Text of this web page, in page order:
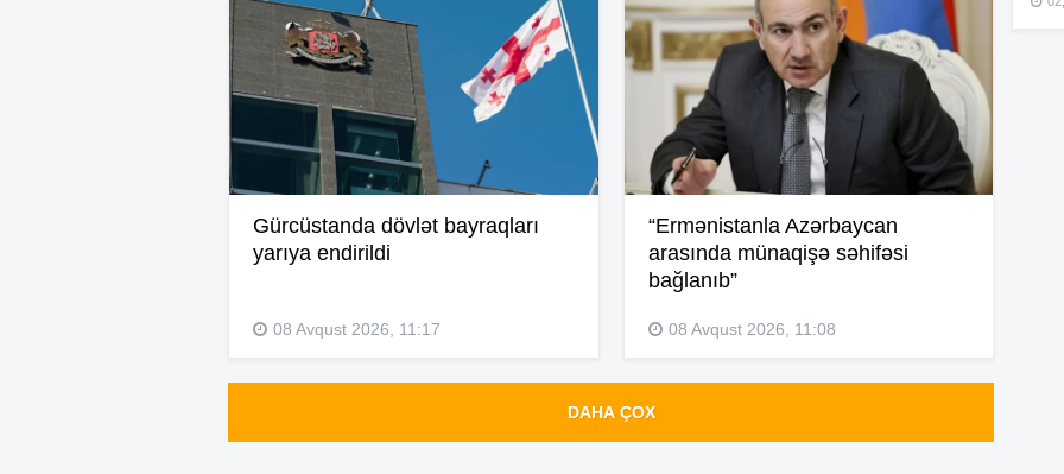
Gürcüstanda dövlət bayraqları
yarıya endirildi
08 Avqust 2026, 11:17
“Ermənistanla Azərbaycan
arasında münaqişə səhifəsi
bağlanıb”
08 Avqust 2026, 11:08
DAHA ÇOX